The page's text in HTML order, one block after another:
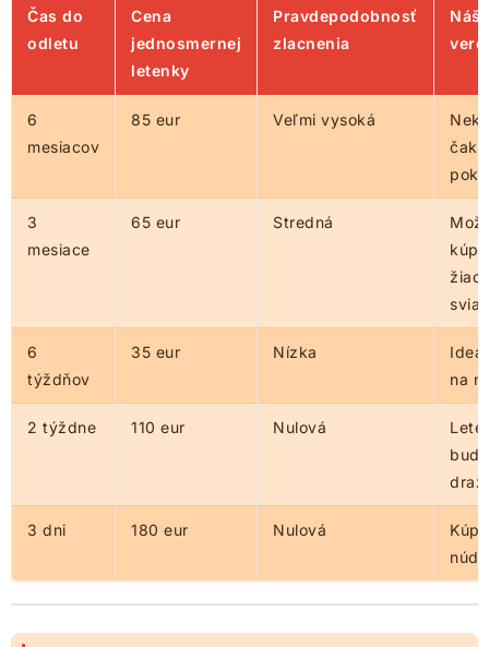
Čas do
odletu
Cena
jednosmernej
letenky
Pravdepodobnosť
zlacnenia
Náš
6
mesiacov
85 eur Veľmi vysoká
3
mesiace
65 eur Stredná
6
týždňov
35 eur Nízka
na
2 týždne 110 eur Nulová
3 dni 180 eur Nulová